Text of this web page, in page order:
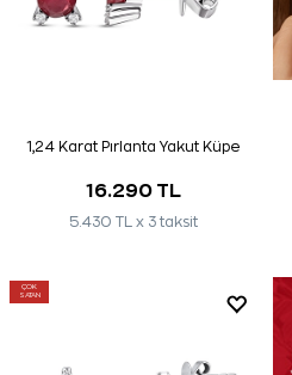
1,24 Karat Pırlanta Yakut Küpe
16.290 TL
5.430 TL x 3 taksit
ÇOK
SATAN